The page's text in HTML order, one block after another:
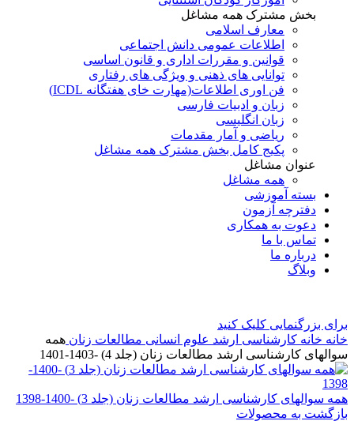
بخش مشترک همه مشاغل
معارف اسلامی
اطلاعات عمومی دانش اجتماعی
قوانین و مقررات اداری و قانون اساسی
توانایی های ذهنی و ویژگی های رفتاری
فن اوری اطلاعات(مهارت خای هفتگانه ICDL)
زبان و ادبیات فارسی
زبان انگلیسی
ریاضی و آمار مقدمات
پکیج کامل بخش مشترک همه مشاغل
عنوان مشاغل
همه مشاغل
بسته آموزشی
دفترچه آزمون
دعوت به همکاری
تماس با ما
درباره ما
وبلاگ
برای بزرگنمایی کلیک کنید
خانه خانه کارشناسی ارشد علوم انسانی مطالعات زنان همه
سوالهای کارشناسی ارشد مطالعات زنان (جلد 4) -1403-1401
همه سوالهای کارشناسی ارشد مطالعات زنان (جلد 3) -1400-1398
بازگشت به محصولات